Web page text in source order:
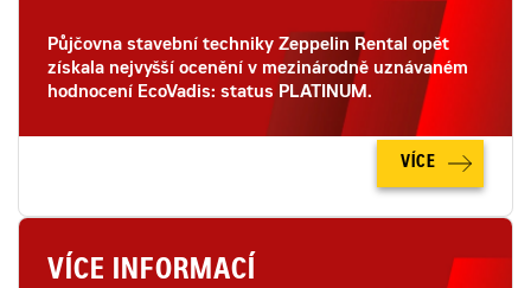
Půjčovna stavební techniky Zeppelin Rental opět
získala nejvyšší ocenění v mezinárodně uznávaném
hodnocení EcoVadis: status PLATINUM.
VÍCE
VÍCE INFORMACÍ